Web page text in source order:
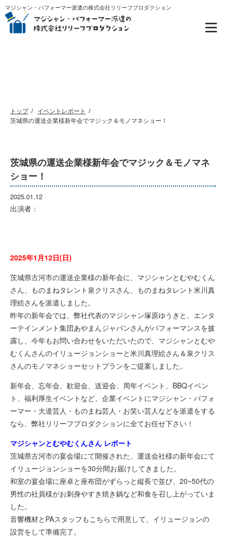
マジシャン・パフォーマー派遣の株式会社リリーフプロダクション
トップ
イベントレポート
茨城県の運送企業様新年会でマジック＆モノマネショー！
茨城県の運送企業様新年会でマジック＆モノマネ
ショー！
2025.01.12
出演者：
2025年1月12日(日)
茨城県古河市の運送企業様の新年会に、マジシャンとむやむくん
さん、ものまねタレント泉クリスさん、ものまねタレント米川真
理絵さんを派遣しました。
昨年の新年会では、弊社代表のマジシャン塚原ゆうきと、エンタ
ーテインメント集団あやまんジャパンさんがパフォーマンスを披
露し、今年もお問い合わせをいただいたので、マジシャンとむや
むくんさんのイリュージョンショーと米川真理絵さん＆泉クリス
さんのモノマネショーセットプランをご提案しました。
新年会、忘年会、歓迎会、送迎会、周年イベント、BBQイベン
ト、福利厚生イベントなど、企業イベントにマジシャン・パフォ
ーマー・大道芸人・ものまね芸人・お笑い芸人などを派遣をする
なら、弊社リリーフプロダクションに全てお任せ下さい！
マジシャンとむやむくんさん レポート
茨城県古河市の宴会場にて開催された、運送会社様の新年会にて
イリュージョンショーを30分間お届けしてきました。
和室の宴会場に座卓と座布団がずらっと縦長で並び、20~50代の
男性の社員様がお刺身やすき焼き鍋など和食を召し上がっていま
した。
音響機材とPAスタッフもこちらで用意して、イリュージョンの
設営をして準備完了。